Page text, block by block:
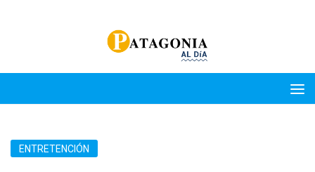
ENTRETENCIÓN